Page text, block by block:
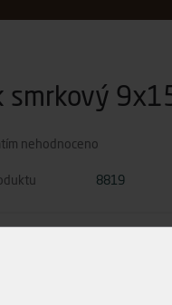
smrkový
nehodnoceno
8819